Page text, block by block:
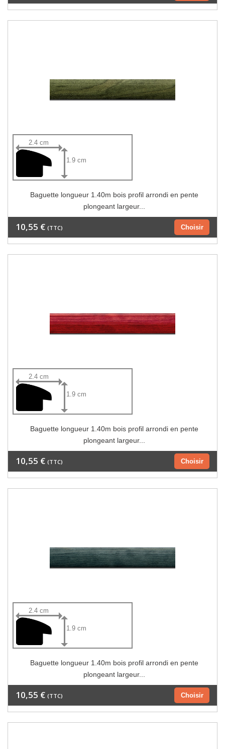
2.4 cm
1.9 cm
Baguette longueur 1.40m bois profil arrondi en pente
plongeant largeur...
Choisir
10,55 € (TTC)
2.4 cm
1.9 cm
Baguette longueur 1.40m bois profil arrondi en pente
plongeant largeur...
Choisir
10,55 € (TTC)
2.4 cm
1.9 cm
Baguette longueur 1.40m bois profil arrondi en pente
plongeant largeur...
Choisir
10,55 € (TTC)